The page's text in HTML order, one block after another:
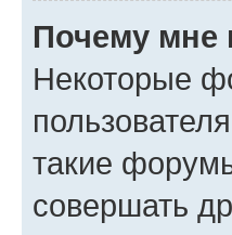
Почему мне
Некоторые
такие
совершать